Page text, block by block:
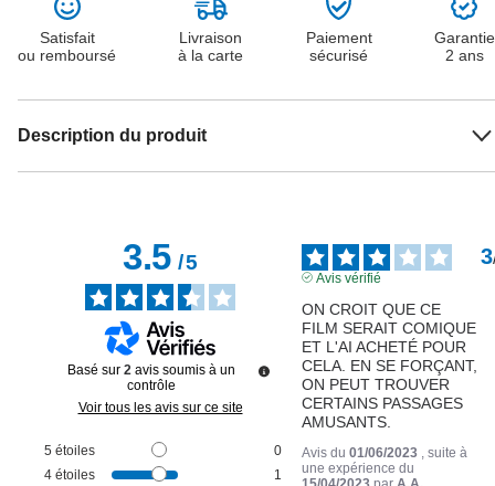
Satisfait
ou remboursé
Livraison
à la carte
Paiement
sécurisé
Garantie
2 ans
Description du produit
3.5/5
Basé sur 2 avis soumis à un
contrôle
Voir tous les avis sur ce site
5 étoiles
0
4 étoiles
1
3
Avis vérifié
ON CROIT QUE CE
FILM SERAIT COMIQUE
ET L'AI ACHETÉ POUR
CELA. EN SE FORÇANT,
ON PEUT TROUVER
CERTAINS PASSAGES
AMUSANTS.
Avis du01/06/2023
, suite à
une expérience du